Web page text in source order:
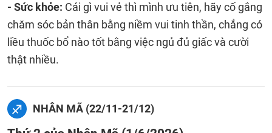
- Sức khỏe: Cái gì vui vẻ thì mình ưu tiên, hãy cố gắng
chăm sóc bản thân bằng niềm vui tinh thần, chẳng có
liều thuốc bổ nào tốt bằng việc ngủ đủ giấc và cười
thật nhiều.
NHÂN MÃ (22/11-21/12)